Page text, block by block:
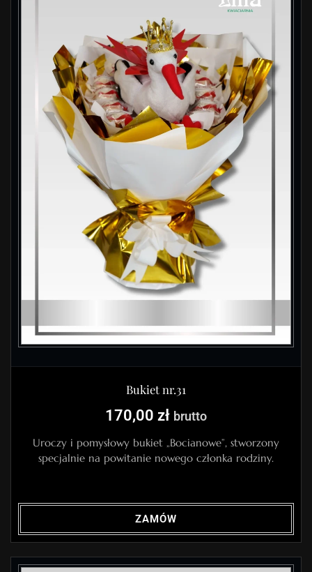
Bukiet nr.31
170,00 zł brutto
Uroczy i pomysłowy bukiet „Bocianowe”, stworzony
specjalnie na powitanie nowego członka rodziny.
ZAMÓW